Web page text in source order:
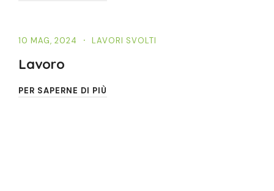
10 MAG, 2024 LAVORI SVOLTI
Lavoro
PER SAPERNE DI PIÙ